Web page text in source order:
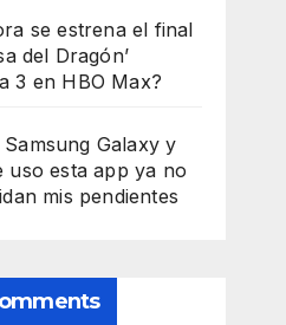
se estrena el final
del Dragón’
3 en HBO Max?
Galaxy y
uso esta app ya no
mis pendientes